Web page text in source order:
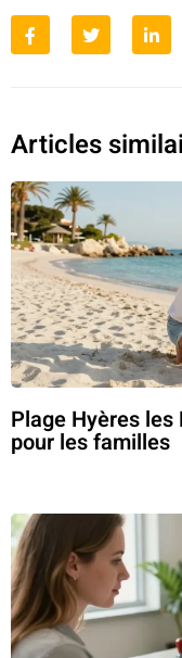
Articles
Plage Hyères
pour les familles